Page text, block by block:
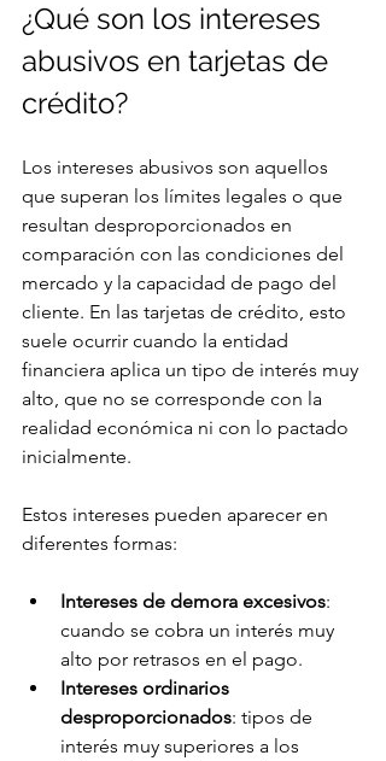
¿Qué son los intereses
abusivos en tarjetas de
crédito?
Los intereses abusivos son aquellos
que superan los límites legales o que
resultan desproporcionados en
comparación con las condiciones del
mercado y la capacidad de pago del
cliente. En las tarjetas de crédito, esto
suele ocurrir cuando la entidad
financiera aplica un tipo de interés muy
alto, que no se corresponde con la
realidad económica ni con lo pactado
inicialmente.
Estos intereses pueden aparecer en
diferentes formas:
Intereses de demora excesivos:
cuando se cobra un interés muy
alto por retrasos en el pago.
Intereses ordinarios
desproporcionados: tipos de
interés muy superiores a los